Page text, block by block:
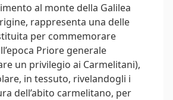
al monte della Galilea
rappresenta una delle
per commemorare
Priore generale
un privilegio ai Carmelitani),
in tessuto, rivelandogli i
dell’abito carmelitano, per